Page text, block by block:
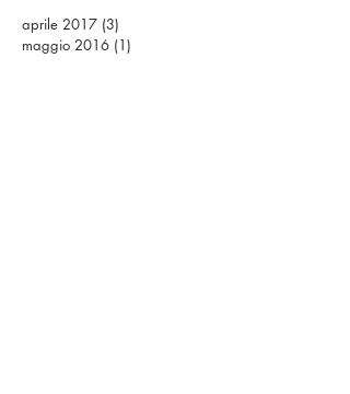
aprile 2017 (3)
maggio 2016 (1)